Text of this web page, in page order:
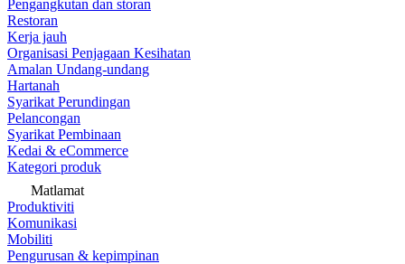
Pengangkutan dan storan
Restoran
Kerja jauh
Organisasi Penjagaan Kesihatan
Amalan Undang-undang
Hartanah
Syarikat Perundingan
Pelancongan
Syarikat Pembinaan
Kedai & eCommerce
Kategori produk
Matlamat
Produktiviti
Komunikasi
Mobiliti
Pengurusan & kepimpinan